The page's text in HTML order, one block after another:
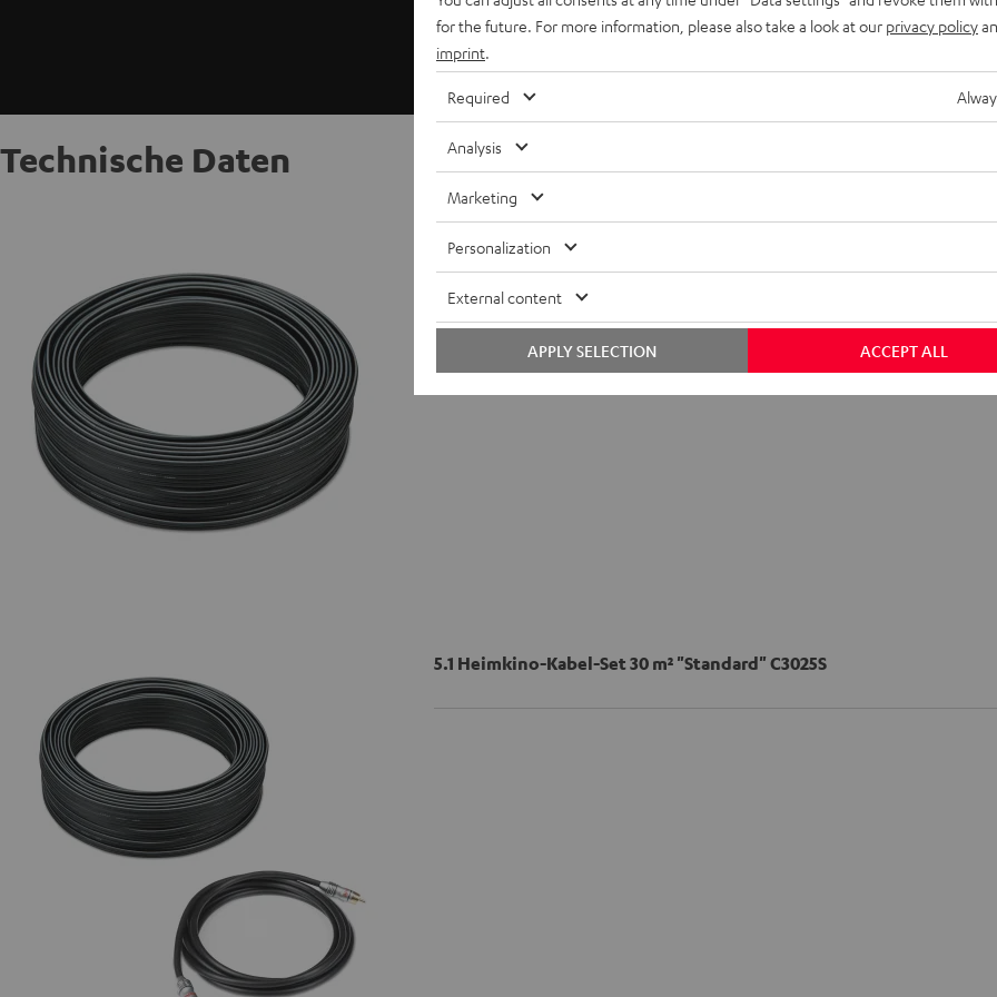
Technische Daten
30 m Lautsprecherkabel C1030S
Kabel
5.1 Heimkino-Kabel-Set 30 m² "Standard" C3025S
for the future. For more information, please also take a look at our privacy policy
imprint
Required
Analysis
Marketing
Personalization
External content
ACCEPT ALL
APPLY SELECTION